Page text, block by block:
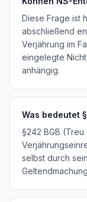
Diese Frage ist
abschließend
Verjährung im
eingelegte
anhängig.
Was bedeutet
§242 BGB
selbst durch